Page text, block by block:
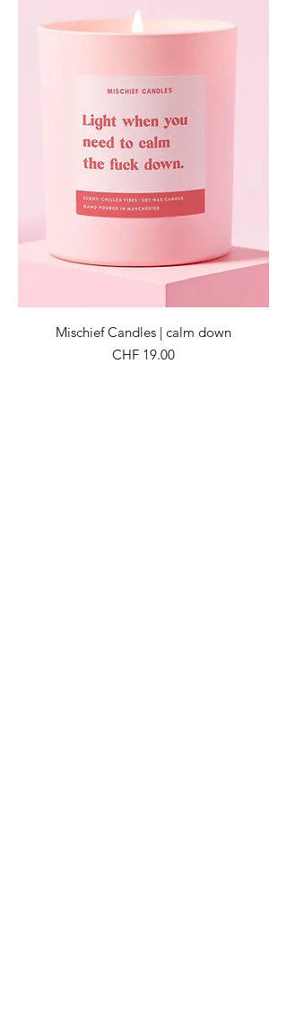
Mischief Candles | calm down
Preis
CHF 19.00